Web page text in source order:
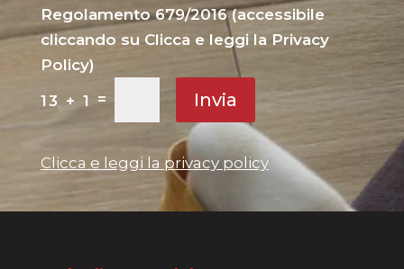
Regolamento 679/2016 (accessibile
cliccando su Clicca e leggi la Privacy
Policy)
13 + 1 = Invia
Clicca e leggi la privacy policy